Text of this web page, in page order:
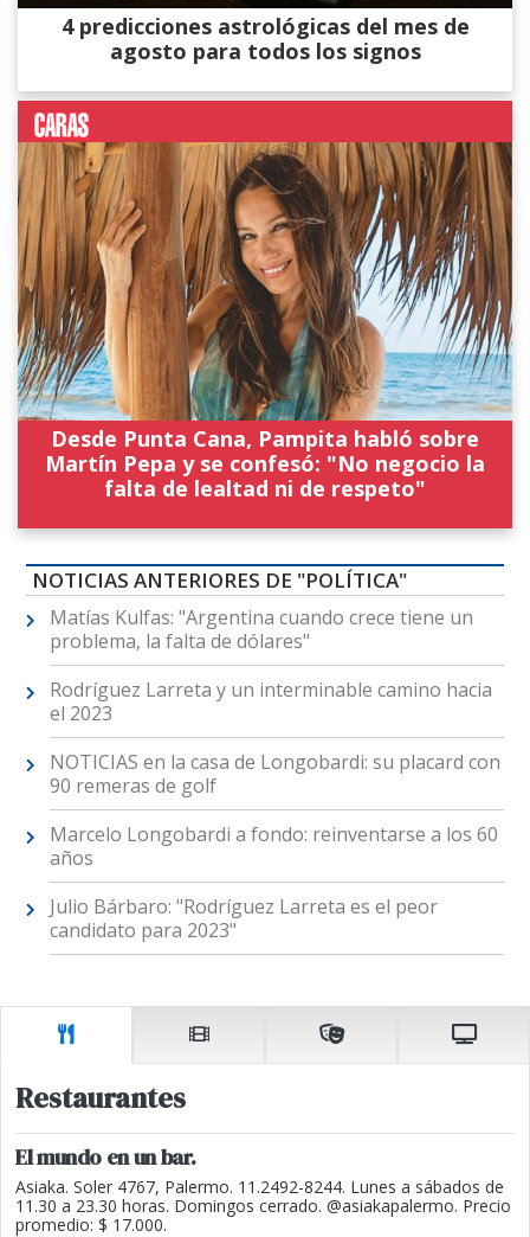
4 predicciones astrológicas del mes de
agosto para todos los signos
Desde Punta Cana, Pampita habló sobre
Martín Pepa y se confesó: "No negocio la
falta de lealtad ni de respeto"
NOTICIAS ANTERIORES DE "POLÍTICA"
Matías Kulfas: "Argentina cuando crece tiene un
problema, la falta de dólares"
Rodríguez Larreta y un interminable camino hacia
el 2023
NOTICIAS en la casa de Longobardi: su placard con
90 remeras de golf
Marcelo Longobardi a fondo: reinventarse a los 60
años
Julio Bárbaro: "Rodríguez Larreta es el peor
candidato para 2023"
Restaurantes
El mundo en un bar.
Asiaka. Soler 4767, Palermo. 11.2492-8244. Lunes a sábados de
11.30 a 23.30 horas. Domingos cerrado. @asiakapalermo. Precio
promedio: $ 17.000.